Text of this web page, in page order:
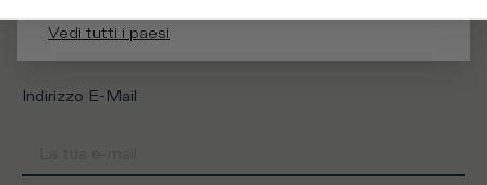
Uomo
Donna Preferisco non dirlo
Indirizzo E-Mail
Vedi tutti i paesi